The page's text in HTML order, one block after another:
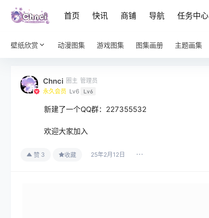
首页 快讯 商铺 导航 任务中心
壁纸欣赏 动漫图集 游戏图集 图集画册 主题画集
Chnci 圈主 管理员
永久会员 Lv6 Lv6
新建了一个QQ群：227355532
欢迎大家加入
赞 3 收藏 25年2月12日